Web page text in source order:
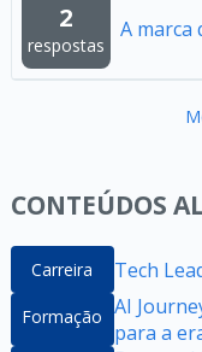
2
respostas
A marca
CONTEÚDOS
Carreira Tech
Formação AI
para a